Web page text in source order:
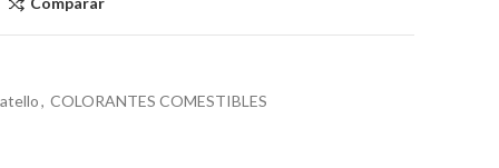
, COLORANTES COMESTIBLES